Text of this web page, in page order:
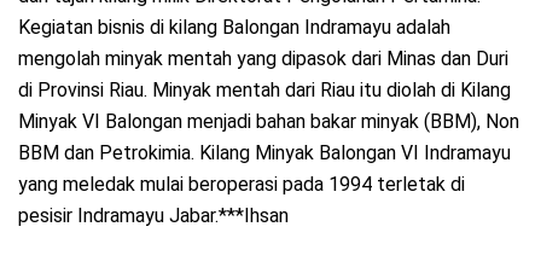
Kegiatan bisnis di kilang Balongan Indramayu adalah
mengolah minyak mentah yang dipasok dari Minas dan Duri
di Provinsi Riau. Minyak mentah dari Riau itu diolah di Kilang
Minyak VI Balongan menjadi bahan bakar minyak (BBM), Non
BBM dan Petrokimia. Kilang Minyak Balongan VI Indramayu
yang meledak mulai beroperasi pada 1994 terletak di
pesisir Indramayu Jabar.***Ihsan